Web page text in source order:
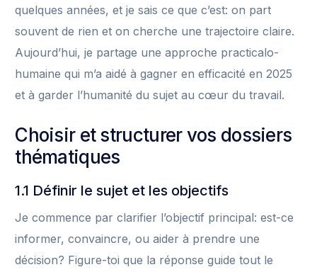
quelques années, et je sais ce que c’est: on part
souvent de rien et on cherche une trajectoire claire.
Aujourd’hui, je partage une approche practicalo-
humaine qui m’a aidé à gagner en efficacité en 2025
et à garder l’humanité du sujet au cœur du travail.
Choisir et structurer vos dossiers
thématiques
1.1 Définir le sujet et les objectifs
Je commence par clarifier l’objectif principal: est-ce
informer, convaincre, ou aider à prendre une
décision? Figure-toi que la réponse guide tout le